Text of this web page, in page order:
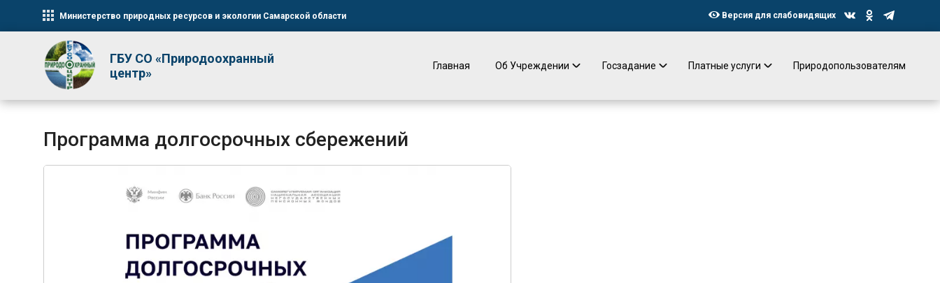
ГБУ СО «Природоохранный
центр»
Главная Об Учреждении Госзадание Платные услуги Природопользователям
Программа долгосрочных сбережений
Министерство природных ресурсов и экологии Самарской области Версия для слабовидящих